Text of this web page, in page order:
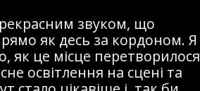
звуком, що
як десь за кордоном. Я
як це місце перетворилося
освітлення на сцені та